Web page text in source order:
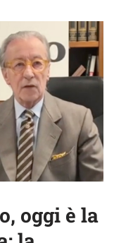
oggi è la